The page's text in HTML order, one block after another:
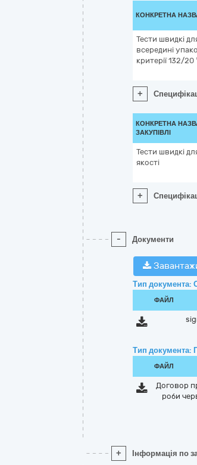
КОНКРЕТНА
Тести швидкі
всередині
критерії 132/
+
КОНКРЕТНА
ЗАКУПІВЛІ
Тести швидкі
якості
+
- Документи
Тип документа:
ФАЙЛ
Тип документа:
ФАЙЛ
Договор
роби
+ Інформація по